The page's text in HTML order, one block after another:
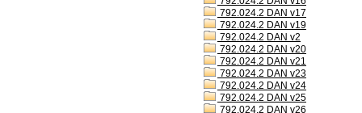
792.024.2 DAN v17
792.024.2 DAN v19
792.024.2 DAN v2
792.024.2 DAN v20
792.024.2 DAN v21
792.024.2 DAN v23
792.024.2 DAN v24
792.024.2 DAN v25
792.024.2 DAN v26